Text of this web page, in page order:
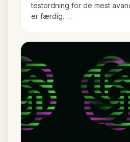
testordning for de mest
er færdig. …